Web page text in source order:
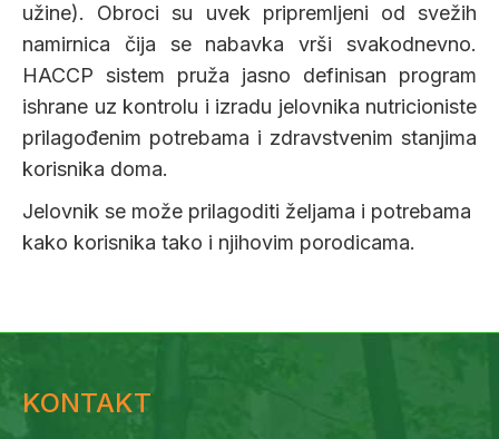
užine). Obroci su uvek pripremljeni od svežih
namirnica čija se nabavka vrši svakodnevno.
HACCP sistem pruža jasno definisan program
ishrane uz kontrolu i izradu jelovnika nutricioniste
prilagođenim potrebama i zdravstvenim stanjima
korisnika doma.
Jelovnik se može prilagoditi željama i potrebama
kako korisnika tako i njihovim porodicama.
KONTAKT